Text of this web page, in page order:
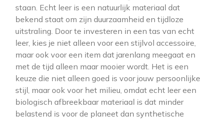
staan. Echt leer is een natuurlijk materiaal dat
bekend staat om zijn duurzaamheid en tijdloze
uitstraling. Door te investeren in een tas van echt
leer, kies je niet alleen voor een stijlvol accessoire,
maar ook voor een item dat jarenlang meegaat en
met de tijd alleen maar mooier wordt. Het is een
keuze die niet alleen goed is voor jouw persoonlijke
stijl, maar ook voor het milieu, omdat echt leer een
biologisch afbreekbaar materiaal is dat minder
belastend is voor de planeet dan synthetische